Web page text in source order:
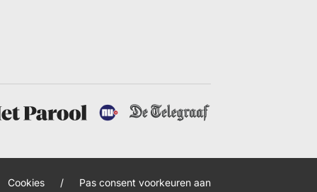
Cookies / Pas consent voorkeuren aan